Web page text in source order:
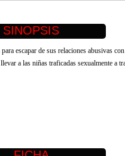
escapar de sus relaciones abusivas
a las niñas traficadas sexualmente a